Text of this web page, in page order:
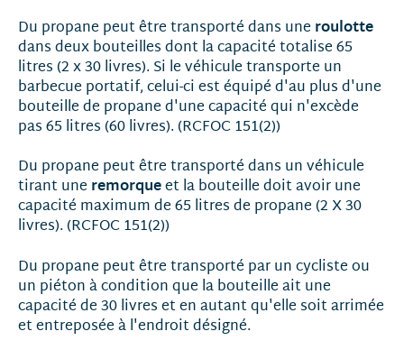
Du propane peut être transporté dans une roulotte
dans deux bouteilles dont la capacité totalise 65
litres (2 x 30 livres). Si le véhicule transporte un
barbecue portatif, celui-ci est équipé d'au plus d'une
bouteille de propane d'une capacité qui n'excède
pas 65 litres (60 livres). (RCFOC 151(2))
Du propane peut être transporté dans un véhicule
tirant une remorqueet la bouteille doit avoir une
capacité maximum de 65 litres de propane (2 X 30
livres). (RCFOC 151(2))
Du propane peut être transporté par un cycliste ou
un piéton à condition que la bouteille ait une
capacité de 30 livres et en autant qu'elle soit arrimée
et entreposée à l'endroit désigné.